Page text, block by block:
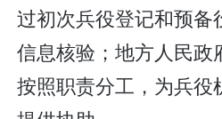
过初次兵役登记和预备
信息核验；地方人民政
按照职责分工，为兵役